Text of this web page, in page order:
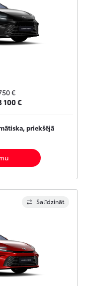
€
100 €
priekšējā
Salīdzināt